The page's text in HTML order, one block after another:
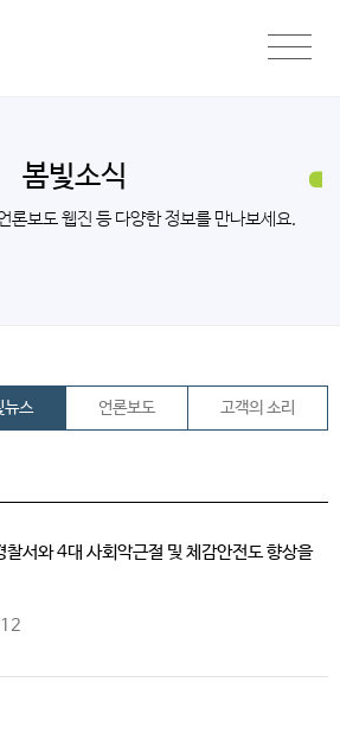
봄빛소식
론보도 웹진 등 다양한 정보를 만나보세요.
뉴스 언론보도 고객의 소리
찰서와 4대 사회악근절 및 체감안전도 향상을